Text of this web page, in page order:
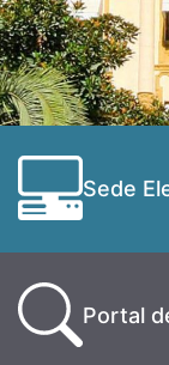
Sede
Portal